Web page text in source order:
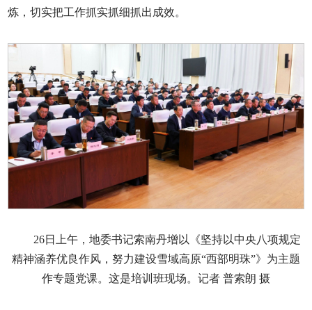
炼，切实把工作抓实抓细抓出成效。
26日上午，地委书记索南丹增以《坚持以中央八项规定
精神涵养优良作风，努力建设雪域高原“西部明珠”》为主题
作专题党课。这是培训班现场。记者 普索朗 摄